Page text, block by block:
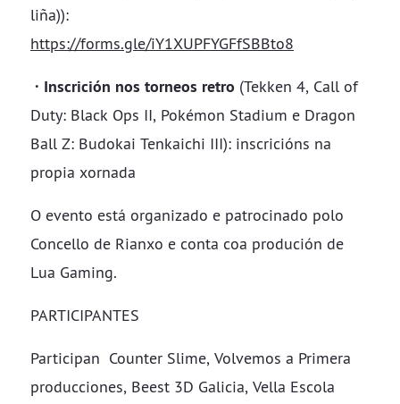
liña)):
https://forms.gle/iY1XUPFYGFfSBBto8
· Inscrición nos torneos retro (Tekken 4, Call of
Duty: Black Ops II, Pokémon Stadium e Dragon
Ball Z: Budokai Tenkaichi III): inscricións na
propia xornada
O evento está organizado e patrocinado polo
Concello de Rianxo e conta coa produción de
Lua Gaming.
​​​​​​​PARTICIPANTES
Participan Counter Slime, Volvemos a Primera
producciones, Beest 3D Galicia, Vella Escola